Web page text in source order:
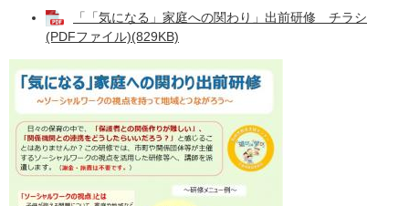
「「気になる」家庭への関わり」出前研修 チラシ
(PDFファイル)(829KB)